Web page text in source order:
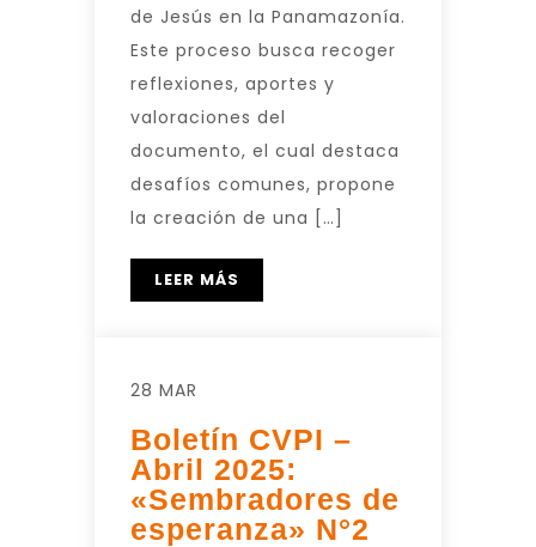
de Jesús en la Panamazonía.
Este proceso busca recoger
reflexiones, aportes y
valoraciones del
documento, el cual destaca
desafíos comunes, propone
la creación de una […]
LEER MÁS
28 MAR
Boletín CVPI –
Abril 2025:
«Sembradores de
esperanza» N°2